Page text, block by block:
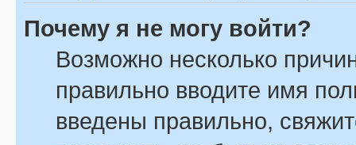
Почему я не могу войти?
Возможно несколько
правильно вводите имя
введены правильно,